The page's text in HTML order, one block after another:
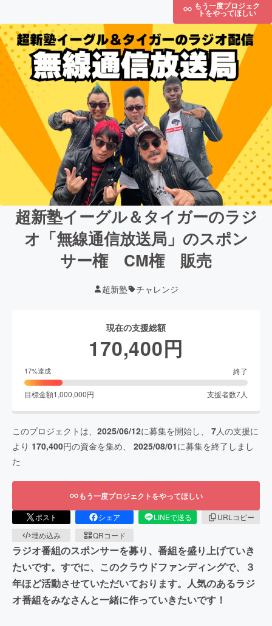
もう一度プロジェク
トをやってほしい
超新塾イーグル＆タイガーのラジ
オ「無線通信放送局」のスポン
サー権 CM権 販売
超新塾 チャレンジ
現在の支援総額
170,400円
17%達成 終了
目標金額1,000,000円 支援者数7人
このプロジェクトは、 2025/06/12に募集を開始し、 7人の支援に
より 170,400円の資金を集め、 2025/08/01に募集を終了しまし
た
もう一度プロジェクトをやってほしい
ポスト シェア LINEで送る
URLコピー
埋め込み
QRコード
ラジオ番組のスポンサーを募り、番組を盛り上げていき
たいです。すでに、このクラウドファンディングで、３
年ほど活動させていただいております。人気のあるラジ
オ番組をみなさんと一緒に作っていきたいです！